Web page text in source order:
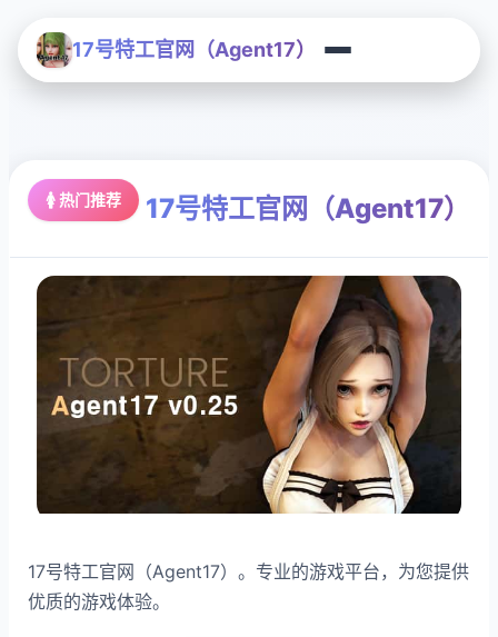
17号特工官网（Agent17）
🚺 热门推荐 17号特工官网（Agent17）
17号特工官网（Agent17）。专业的游戏平台，为您提供
优质的游戏体验。